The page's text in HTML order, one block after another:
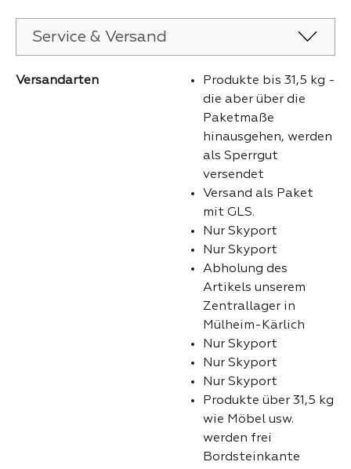
Service & Versand
Versandarten
Produkte bis 31,5 kg -
die aber über die
Paketmaße
hinausgehen, werden
als Sperrgut
versendet
Versand als Paket
mit GLS.
Nur Skyport
Nur Skyport
Abholung des
Artikels unserem
Zentrallager in
Mülheim-Kärlich
Nur Skyport
Nur Skyport
Nur Skyport
Produkte über 31,5 kg
wie Möbel usw.
werden frei
Bordsteinkante